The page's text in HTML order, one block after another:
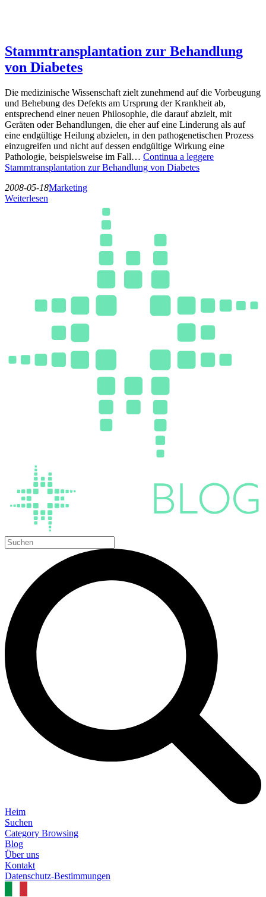
Stammtransplantation zur Behandlung
von Diabetes
Die medizinische Wissenschaft zielt zunehmend auf die Vorbeugung
und Behebung des Defekts am Ursprung der Krankheit ab,
entsprechend einer neuen Philosophie, die darauf abzielt, mit
Geräten oder Behandlungen, die eher auf eine Linderung als auf
eine endgültige Heilung abzielen, in den pathogenetischen Prozess
einzugreifen und nicht auf dessen endgültige Wirkung eine
Pathologie, beispielsweise im Fall… Continua a leggere
Stammtransplantation zur Behandlung von Diabetes
2008-05-18Marketing
Weiterlesen
Heim
Suchen
Category Browsing
Blog
Über uns
Kontakt
Datenschutz-Bestimmungen